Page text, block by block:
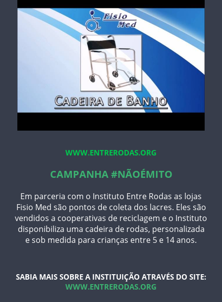
WWW.ENTRERODAS.ORG
CAMPANHA #NÃOÉMITO
Em parceria com o Instituto Entre Rodas as lojas
Fisio Med são pontos de coleta dos lacres. Eles são
vendidos a cooperativas de reciclagem e o Instituto
disponibiliza uma cadeira de rodas, personalizada
e sob medida para crianças entre 5 e 14 anos.
SABIA MAIS SOBRE A INSTITUIÇÃO ATRAVÉS DO SITE:
WWW.ENTRERODAS.ORG